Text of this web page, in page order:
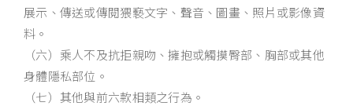
展示、傳送或傳閱猥褻文字、聲音、圖畫、照片或影像資
料。
（六）乘人不及抗拒親吻、擁抱或觸摸臀部、胸部或其他
身體隱私部位。
（七）其他與前六款相類之行為。